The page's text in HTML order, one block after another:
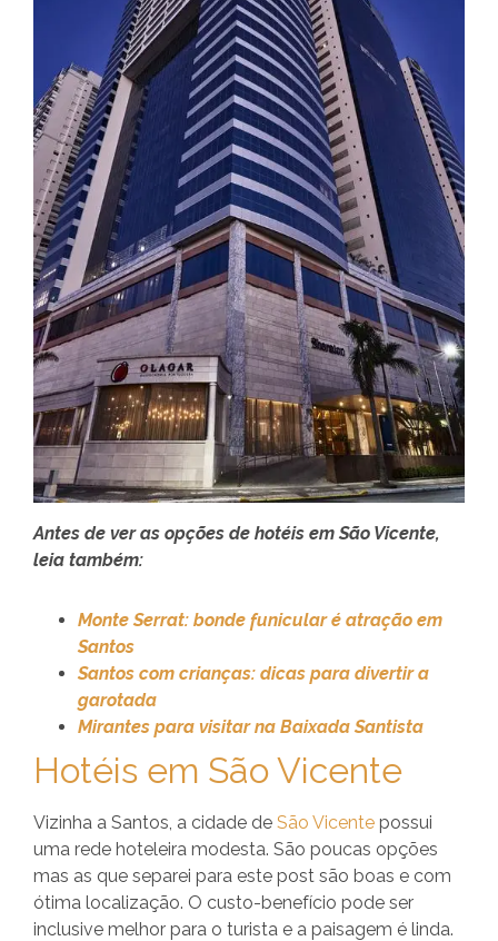
Antes de ver as opções de hotéis em São Vicente,
leia também:
Monte Serrat: bonde funicular é atração em
Santos
Santos com crianças: dicas para divertir a
garotada
Mirantes para visitar na Baixada Santista
Hotéis em São Vicente
Vizinha a Santos, a cidade de São Vicente possui
uma rede hoteleira modesta. São poucas opções
mas as que separei para este post são boas e com
ótima localização. O custo-benefício pode ser
inclusive melhor para o turista e a paisagem é linda.